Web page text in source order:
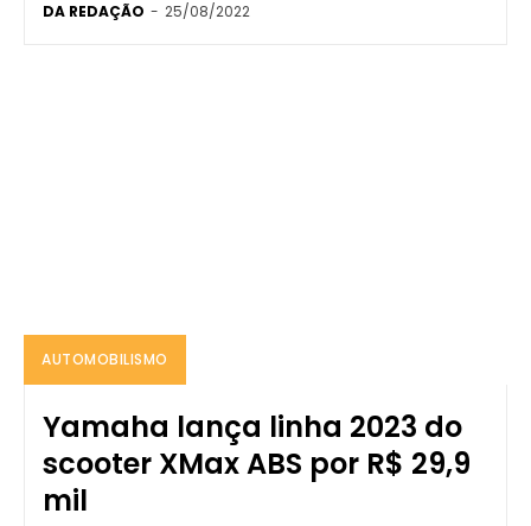
DA REDAÇÃO - 25/08/2022
AUTOMOBILISMO
Yamaha lança linha 2023 do
scooter XMax ABS por R$ 29,9
mil